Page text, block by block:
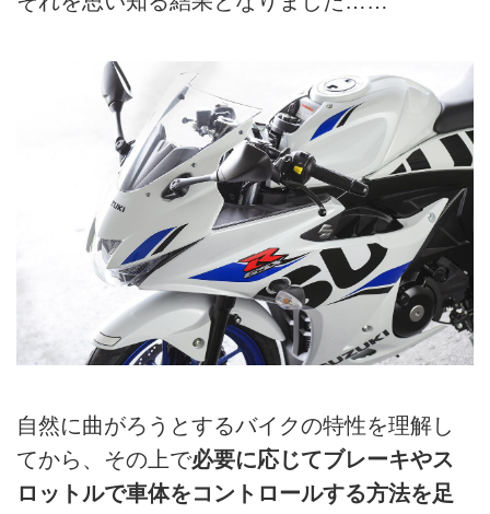
自然に曲がろうとするバイクの特性を理解し
てから、その上で必要に応じてブレーキやス
ロットルで車体をコントロールする方法を足